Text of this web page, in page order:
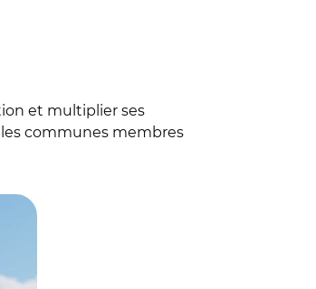
et multiplier ses
communes membres